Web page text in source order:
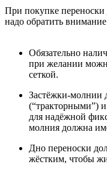
При покупке переноски
надо обратить
Обязательно
при желании
сеткой.
Застёжки-
(“тракторными”)
для надёжной
молния должна
Дно переноски
жёстким, чтобы